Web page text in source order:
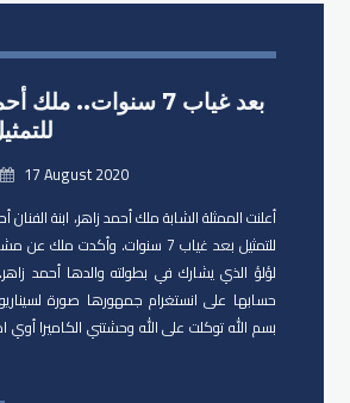
بعد غياب 7 سنوات..
17 August 2020
أعلنت الممثلة الشابة ملك أحمد زاهر، ابنة
للتمثيل بعد غياب 7 سنوات. وأكدت
لؤلؤ الذي يشارك في بطولته والدها أحمد
حسابها على انستغرام جمهورها صورة
بسم الله توكلت على الله وحشتني الكاميرا أوي